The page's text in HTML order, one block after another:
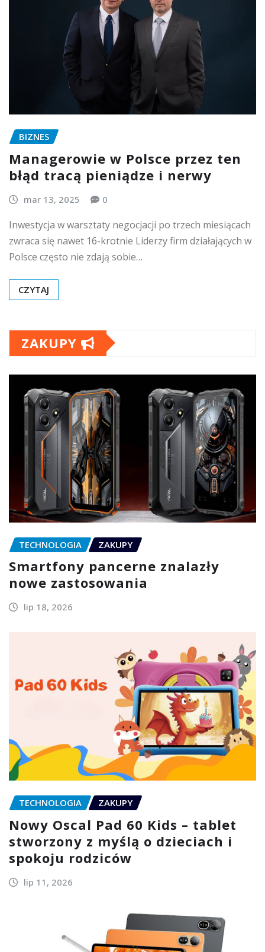
BIZNES
Managerowie w Polsce przez ten
błąd tracą pieniądze i nerwy
mar 13, 2025 0
Inwestycja w warsztaty negocjacji po trzech miesiącach
zwraca się nawet 16-krotnie Liderzy firm działających w
Polsce często nie zdają sobie…
CZYTAJ
ZAKUPY
TECHNOLOGIA ZAKUPY
Smartfony pancerne znalazły
nowe zastosowania
lip 18, 2026
TECHNOLOGIA ZAKUPY
Nowy Oscal Pad 60 Kids – tablet
stworzony z myślą o dzieciach i
spokoju rodziców
lip 11, 2026